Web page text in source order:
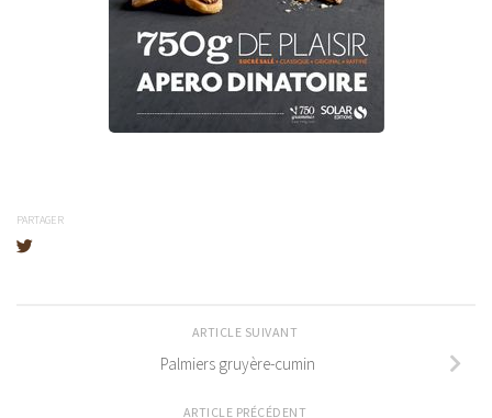
PARTAGER
ARTICLE SUIVANT
Palmiers gruyère-cumin
ARTICLE PRÉCÉDENT